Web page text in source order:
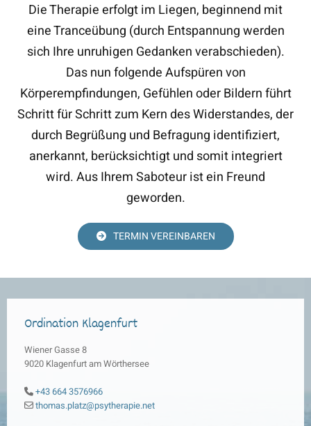
Die Therapie erfolgt im Liegen, beginnend mit
eine Tranceübung (durch Entspannung werden
sich Ihre unruhigen Gedanken verabschieden).
Das nun folgende Aufspüren von
Körperempfindungen, Gefühlen oder Bildern führt
Schritt für Schritt zum Kern des Widerstandes, der
durch Begrüßung und Befragung identifiziert,
anerkannt, berücksichtigt und somit integriert
wird. Aus Ihrem Saboteur ist ein Freund
geworden.
TERMIN VEREINBAREN
Ordination Klagenfurt
Wiener Gasse 8
9020 Klagenfurt am Wörthersee
 +43 664 3576966
 thomas.platz@psytherapie.net